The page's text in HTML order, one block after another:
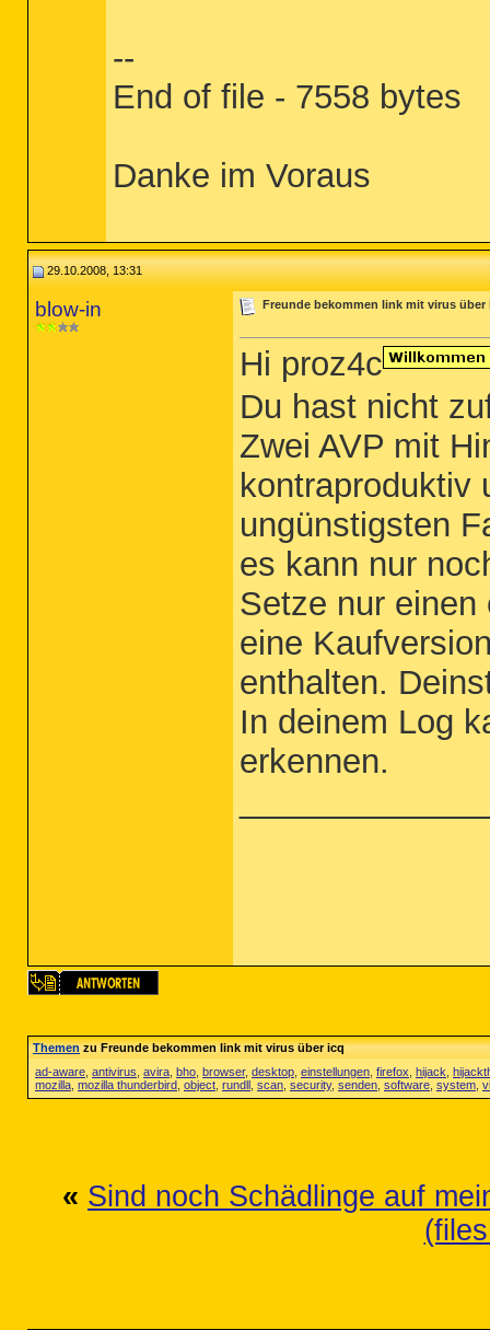
--
End of file - 7558 bytes
Danke im Voraus
29.10.2008, 13:31
blow-in Freunde bekommen link mit virus über
Hi proz4c
Du hast nicht
Zwei AVP mit
kontraproduktiv
ungünstigsten
es kann nur
Setze nur
eine
enthalten.
In deinem Log
erkennen.
Themenzu Freunde bekommen link mit virus über icq
ad-aware antivirus avira bho browser, desktop einstellungen firefox hijack
mozilla mozilla thunderbird object rundll scan security, senden software system
« Sind noch Schädlinge auf